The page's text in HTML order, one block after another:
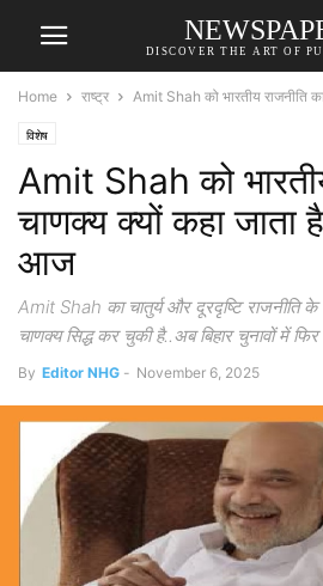
DISCOVER THE ART OF
Home राष्ट्र Amit Shah को भारतीय राजनीति
विशेष
Amit Shah को
चाणक्य क्यों कहा
आज
Amit Shah का चातुर्य और दूरदृष्टि राजनीति
चाणक्य सिद्ध कर चुकी है..अब बिहार चुनावों में
By Editor NHG - November 6, 2025